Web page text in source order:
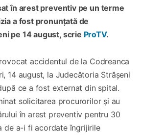
în arest preventiv pe un terme
a fost pronunțată de
pe 14 august, scrie ProTV.
accidentul de la Codreanca
14 august, la Judecătoria Strășeni
ce a fost externat din spital.
solicitarea procurorilor și au
în arest preventiv pentru 30
de a-i fi acordate îngrijirile